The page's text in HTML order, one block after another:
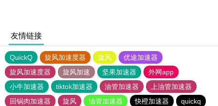
友情链接
QuickQ 旋风加速度器 旋风
优途加速器
旋风加速度器
旋风加速 坚果加速器
外网app
小牛加速器
tiktok加速器 油管加速器
上油管加速器
回锅肉加速器
旋风 油管加速器 快橙加速器
quickq